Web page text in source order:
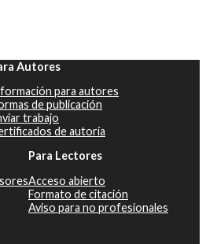
Autores
para autores
de publicación
trabajo
de autoría
Para Lectores
Acceso abierto
Formato de citación
Aviso para no profesionales